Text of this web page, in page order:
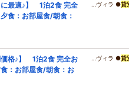
最適♪】 1泊2食 完全
食：お部屋食/朝食：
…ヴィラ ●貸
格♪】 1泊2食 完全お
：お部屋食/朝食：お
…ヴィラ ●貸